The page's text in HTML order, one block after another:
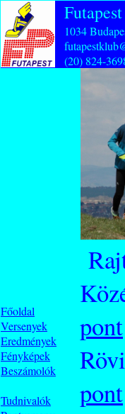
1034
(20) 824-
Főoldal
Versenyek
Eredmények
Fényképek
Beszámolók
Tudnivalók
pont
pont